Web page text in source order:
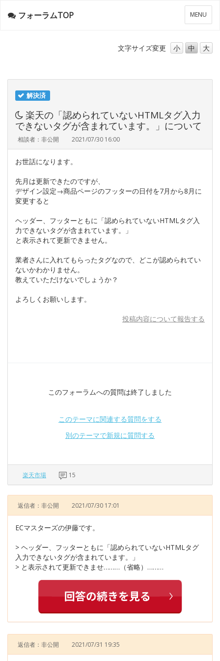
メ
ニ
ー
MENU
フォーラムTOP
文字サイズ変更 小 中 大
解決済
楽天の「認められていないHTMLタグ入力
できないタグが含まれています。」について
相談者：非公開 2021/07/30 16:00
お世話になります。
先月は更新できたのですが、
デザイン設定→商品ページのフッターの日付を7月から8月に
変更すると
ヘッダー、フッターともに「認められていないHTMLタグ入
力できないタグが含まれています。」
と表示されて更新できません。
業者さんに入れてもらったタグなので、どこが認められてい
ないかわかりません。
教えていただけないでしょうか？
よろしくお願いします。
投稿内容について報告する
このフォーラムへの質問は終了しました
このテーマに関連する質問をする
別のテーマで新規に質問する
楽天市場 15
返信者：非公開 2021/07/30 17:01
ECマスターズの伊藤です。
> ヘッダー、フッターともに「認められていないHTMLタグ
入力できないタグが含まれています。」
> と表示されて更新できませ………（省略）………
返信者：非公開 2021/07/31 19:35